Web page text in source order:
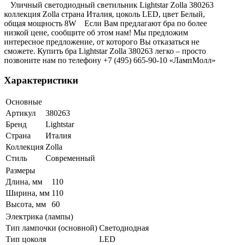
Уличный светодиодный светильник Lightstar Zolla 380263
коллекция Zolla страна Италия, цоколь LED, цвет Белый,
общая мощность 8W Если Вам предлагают бра по более
низкой цене, сообщите об этом нам! Мы предложим
интересное предложение, от которого Вы отказаться не
сможете. Купить бра Lightstar Zolla 380263 легко – просто
позвоните нам по телефону +7 (495) 665-90-10 «ЛампМолл»
Характеристики
Основные
Артикул
380263
Бренд
Lightstar
Страна
Италия
Коллекция Zolla
Стиль
Современный
Размеры
Длина, мм
110
Ширина, мм 110
Высота, мм
60
Электрика (лампы)
Тип лампочки (основной) Светодиодная
Тип цоколя
LED